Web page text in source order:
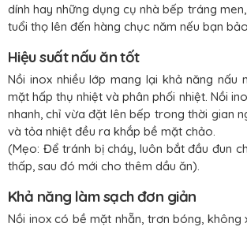
dính hay những dụng cụ nhà bếp tráng
tuổi thọ lên đến hàng chục năm nếu bạn
Hiệu suất nấu ăn tốt
Nồi inox nhiều lớp mang lại khả năng nấu
mặt hấp thụ nhiệt và phân phối nhiệt. Nồi
nhanh, chỉ vừa đặt lên bếp trong thời gian
và tỏa nhiệt đều ra khắp bề mặt chảo.
(Mẹo: Để tránh bị cháy, luôn bắt đầu đun
thấp, sau đó mới cho thêm dầu ăn).
Khả năng làm sạch đơn giản
Nồi inox có bề mặt nhẵn, trơn bóng, không